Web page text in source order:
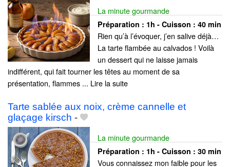
La minute gourmande
Préparation : 1h - Cuisson : 40 min
Rien qu’à l’évoquer, j’en salive déjà…
La tarte flambée au calvados ! Voilà
un dessert qui ne laisse jamais
indifférent, qui fait tourner les têtes au moment de sa
présentation, flammes ... Lire la suite
Tarte sablée aux noix, crème cannelle et
glaçage kirsch -
La minute gourmande
Préparation : 1h - Cuisson : 30 min
Vous connaissez mon faible pour les